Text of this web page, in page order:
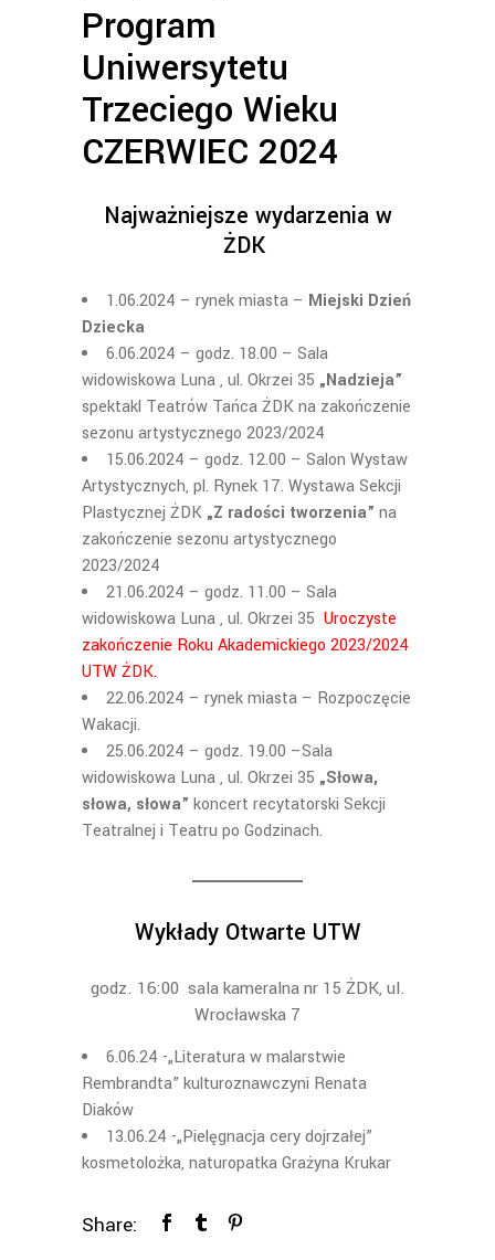
Program
Uniwersytetu
Trzeciego Wieku
CZERWIEC 2024
Najważniejsze wydarzenia w
ŻDK
1.06.2024 – rynek miasta – Miejski Dzień
Dziecka
6.06.2024 – godz. 18.00 – Sala
widowiskowa Luna , ul. Okrzei 35 „Nadzieja”
spektakl Teatrów Tańca ŻDK na zakończenie
sezonu artystycznego 2023/2024
15.06.2024 – godz. 12.00 – Salon Wystaw
Artystycznych, pl. Rynek 17. Wystawa Sekcji
Plastycznej ŻDK„Z radości tworzenia” na
zakończenie sezonu artystycznego
2023/2024
21.06.2024 – godz. 11.00 – Sala
widowiskowa Luna , ul. Okrzei 35 Uroczyste
zakończenie Roku Akademickiego 2023/2024
UTW ŻDK.
22.06.2024 – rynek miasta – Rozpoczęcie
Wakacji.
25.06.2024 – godz. 19.00 –Sala
widowiskowa Luna , ul. Okrzei 35 „Słowa,
słowa, słowa” koncert recytatorski Sekcji
Teatralnej i Teatru po Godzinach.
Wykłady Otwarte UTW
godz. 16:00 sala kameralna nr 15 ŻDK, ul.
Wrocławska 7
6.06.24 -„Literatura w malarstwie
Rembrandta” kulturoznawczyni Renata
Diaków
13.06.24 -„Pielęgnacja cery dojrzałej”
kosmetolożka, naturopatka Grażyna Krukar
Share: